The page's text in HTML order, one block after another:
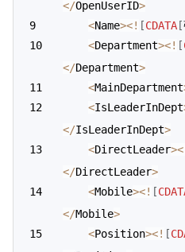
</OpenUserID>
<Name><! [CDATA [
<Department><! [
</Department>
<MainDepartment
<IsLeaderInDept
</IsLeaderInDept>
<DirectLeader><
</DirectLeader>
<Mobile><! [
</Mobile>
<Position><! [